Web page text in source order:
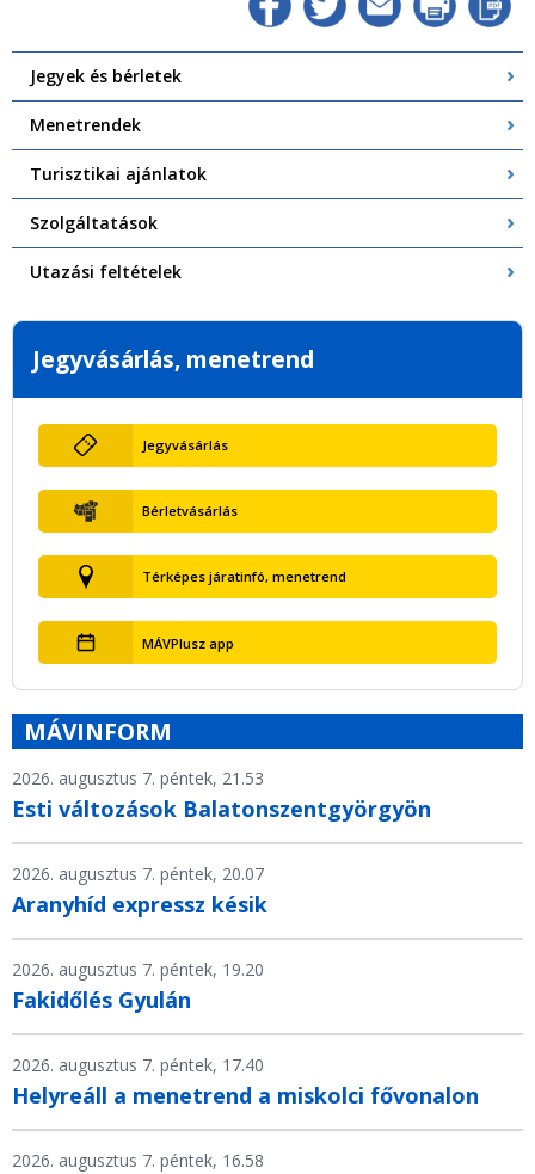
Jegyek és bérletek
Menetrendek
Turisztikai ajánlatok
Szolgáltatások
Utazási feltételek
Jegyvásárlás, menetrend
Jegyvásárlás
Bérletvásárlás
Térképes járatinfó, menetrend
MÁVPlusz app
MÁVINFORM
2026. augusztus 7. péntek, 21.53
Esti változások Balatonszentgyörgyön
2026. augusztus 7. péntek, 20.07
Aranyhíd expressz késik
2026. augusztus 7. péntek, 19.20
Fakidőlés Gyulán
2026. augusztus 7. péntek, 17.40
Helyreáll a menetrend a miskolci fővonalon
2026. augusztus 7. péntek, 16.58